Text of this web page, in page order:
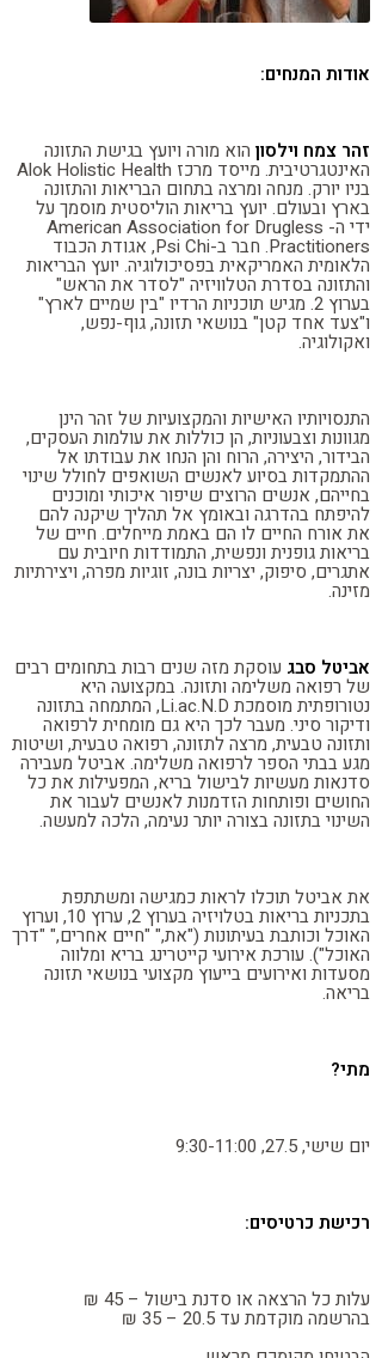
אודות המנחים:
זהר צמח וילסון הוא מורה ויועץ בגישת התזונה
האינטגרטיבית. מייסד מרכז Alok Holistic Health
בניו יורק. מנחה ומרצה בתחום הבריאות והתזונה
בארץ ובעולם. יועץ בריאות הוליסטית מוסמך על
ידי ה- American Association for Drugless
Practitioners. חבר ב-Psi Chi, אגודת הכבוד
הלאומית האמריקאית בפסיכולוגיה. יועץ הבריאות
והתזונה בסדרת הטלוויזיה "לסדר את הראש"
בערוץ 2. מגיש תוכניות הרדיו "בין שמיים לארץ"
ו"צעד אחד קטן" בנושאי תזונה, גוף-נפש,
ואקולוגיה.
התנסויותיו האישיות והמקצועיות של זהר הינן
מגוונות וצבעוניות, הן כוללות את עולמות העסקים,
הבידור, היצירה, הרוח והן הנחו את עבודתו אל
ההתמקדות בסיוע לאנשים השואפים לחולל שינוי
בחייהם, אנשים הרוצים שיפור איכותי ומוכנים
להיפתח בהדרגה ובאומץ אל תהליך שיקנה להם
את אורח החיים לו הם באמת מייחלים. חיים של
בריאות גופנית ונפשית, התמודדות חיובית עם
אתגרים, סיפוק, יצריות בונה, זוגיות מפרה, ויצירתיות
מזינה.
אביטל סבג עוסקת מזה שנים רבות בתחומים רבים
של רפואה משלימה ותזונה. במקצועה היא
נטורופתית מוסמכת Li.ac.N.D, המתמחה בתזונה
ודיקור סיני. מעבר לכך היא גם מומחית לרפואה
ותזונה טבעית, מרצה לתזונה, רפואה טבעית, ושיטות
מגע בבתי הספר לרפואה משלימה. אביטל מעבירה
סדנאות מעשיות לבישול בריא, המפעילות את כל
החושים ופותחות הזדמנות לאנשים לעבור את
השינוי בתזונה בצורה יותר נעימה, הלכה למעשה.
את אביטל תוכלו לראות כמגישה ומשתתפת
בתכניות בריאות בטלויזיה בערוץ 2, ערוץ 10, וערוץ
האוכל וכותבת בעיתונות ("את," "חיים אחרים," "דרך
האוכל"). עורכת אירועי קייטרינג בריא ומלווה
מסעדות ואירועים בייעוץ מקצועי בנושאי תזונה
בריאה.
מתי?
יום שישי, 27.5, 9:30-11:00
רכישת כרטיסים:
עלות כל הרצאה או סדנת בישול – 45 ₪
בהרשמה מוקדמת עד 20.5 – 35 ₪